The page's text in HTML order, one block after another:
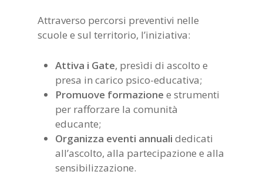
Attraverso percorsi preventivi nelle
scuole e sul territorio, l’iniziativa:
Attiva i Gate, presìdi di ascolto e
presa in carico psico-educativa;
Promuove formazione e strumenti
per rafforzare la comunità
educante;
Organizza eventi annuali dedicati
all’ascolto, alla partecipazione e alla
sensibilizzazione.